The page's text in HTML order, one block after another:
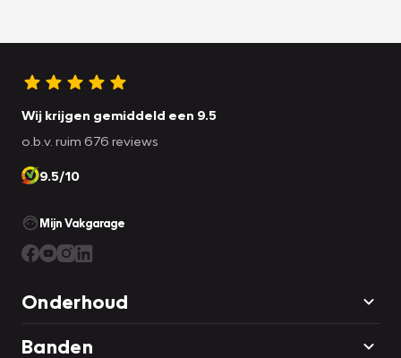
Wij krijgen gemiddeld een 9.5
o.b.v. ruim 676 reviews
9.5/10
Mijn Vakgarage
Onderhoud
Banden